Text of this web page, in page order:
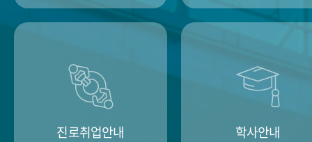
진로취업안내 학사안내